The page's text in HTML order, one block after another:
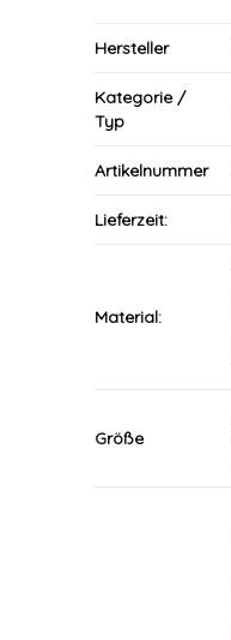
Hersteller
Kategorie /
Typ
Artikelnummer
Lieferzeit:
Material:
Größe